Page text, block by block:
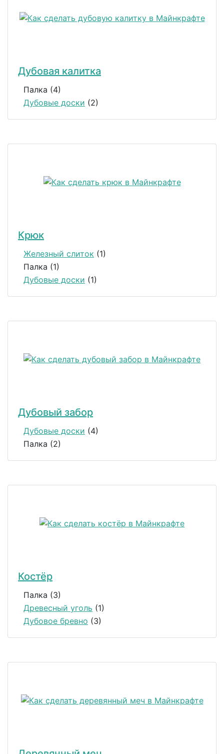
Дубовая калитка
Палка (4)
Дубовые доски (2)
Крюк
Железный слиток (1)
Палка (1)
Дубовые доски (1)
Дубовый забор
Дубовые доски (4)
Палка (2)
Костёр
Палка (3)
Древесный уголь (1)
Дубовое бревно (3)